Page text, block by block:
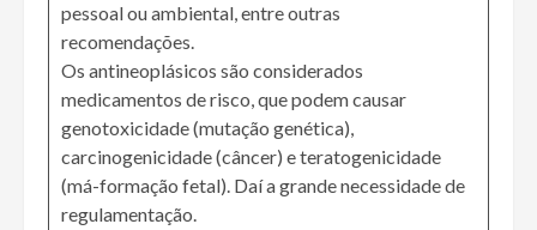
pessoal ou ambiental, entre outras
recomendações.
Os antineoplásicos são considerados
medicamentos de risco, que podem causar
genotoxicidade (mutação genética),
carcinogenicidade (câncer) e teratogenicidade
(má-formação fetal). Daí a grande necessidade de
regulamentação.